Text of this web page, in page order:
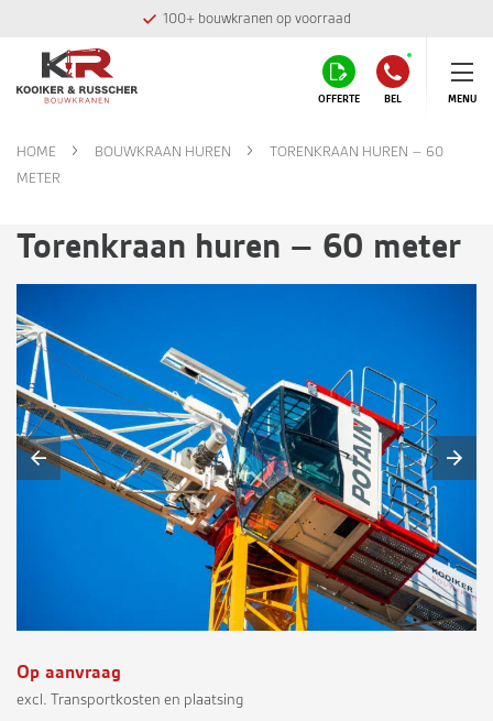
100+ bouwkranen op voorraad
OFFERTE BEL MENU
HOME BOUWKRAAN HUREN
TORENKRAAN HUREN – 60
METER
Torenkraan huren – 60 meter
Op aanvraag
excl. Transportkosten en plaatsing